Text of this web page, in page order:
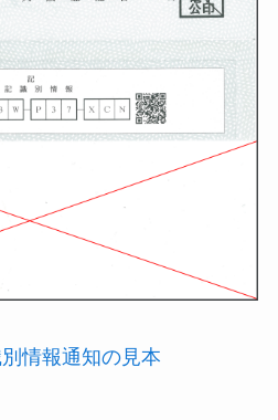
情報通知の見本